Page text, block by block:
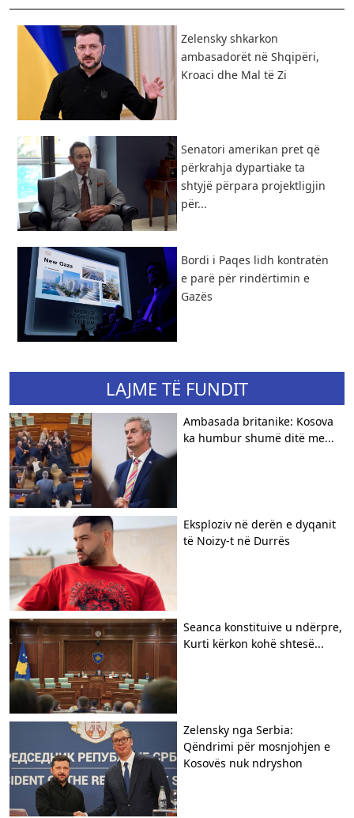
Zelensky shkarkon
ambasadorët në Shqipëri,
Kroaci dhe Mal të Zi
Senatori amerikan pret që
përkrahja dypartiake ta
shtyjë përpara projektligjin
për...
Bordi i Paqes lidh kontratën
e parë për rindërtimin e
Gazës
LAJME TË FUNDIT
Ambasada britanike: Kosova
ka humbur shumë ditë me...
Eksploziv në derën e dyqanit
të Noizy-t në Durrës
Seanca konstituive u ndërpre,
Kurti kërkon kohë shtesë...
Zelensky nga Serbia:
Qëndrimi për mosnjohjen e
Kosovës nuk ndryshon